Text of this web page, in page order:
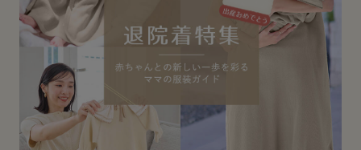
親子セット
快適機能ウェア特集 トップス
快適機能ウェア特集 ボトムス
快適機能ウェア特集 パジャマ
かわいくておもしろ
何枚あっても嬉しい
長く使えるアイテム